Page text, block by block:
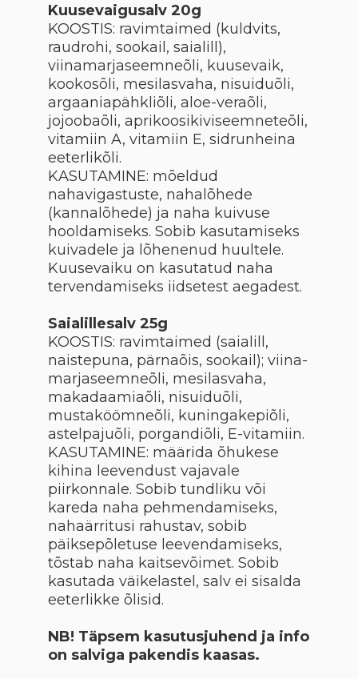
Kuusevaigusalv 20g
KOOSTIS: ravimtaimed (kuldvits,
raudrohi, sookail, saialill),
viinamarjaseemneõli, kuusevaik,
kookosõli, mesilasvaha, nisuiduõli,
argaaniapähkliõli, aloe-veraõli,
jojoobaõli, aprikoosikiviseemneteõli,
vitamiin A, vitamiin E, sidrunheina
eeterlikõli.
KASUTAMINE: mõeldud
nahavigastuste, nahalõhede
(kannalõhede) ja naha kuivuse
hooldamiseks. Sobib kasutamiseks
kuivadele ja lõhenenud huultele.
Kuusevaiku on kasutatud naha
tervendamiseks iidsetest aegadest.
Saialillesalv 25g
KOOSTIS: ravimtaimed (saialill,
naistepuna, pärnaõis, sookail); viina-
marjaseemneõli, mesilasvaha,
makadaamiaõli, nisuiduõli,
mustaköömneõli, kuningakepiõli,
astelpajuõli, porgandiõli, E-vitamiin.
KASUTAMINE: määrida õhukese
kihina leevendust vajavale
piirkonnale. Sobib tundliku või
kareda naha pehmendamiseks,
nahaärritusi rahustav, sobib
päiksepõletuse leevendamiseks,
tõstab naha kaitsevõimet. Sobib
kasutada väikelastel, salv ei sisalda
eeterlikke õlisid.
NB! Täpsem kasutusjuhend ja info
on salviga pakendis kaasas.